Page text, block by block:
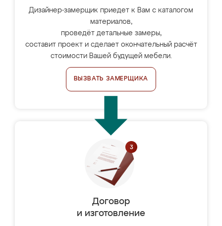
Дизайнер-замерщик приедет к Вам с каталогом
материалов,
проведёт детальные замеры,
составит проект и сделает окончательный расчёт
стоимости Вашей будущей мебели.
ВЫЗВАТЬ ЗАМЕРЩИКА
Договор
и изготовление